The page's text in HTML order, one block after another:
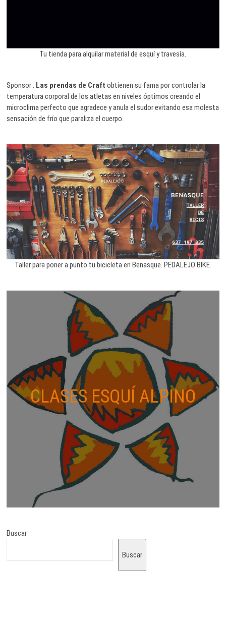
Tu tienda para alquilar material de esquí y travesía.
Sponsor : Las prendas de Craft obtienen su fama por controlar la
temperatura corporal de los atletas en niveles óptimos creando el
microclima perfecto que agradece y anula el sudor evitando esa molesta
sensación de frío que paraliza el cuerpo.
Taller para poner a punto tu bicicleta en Benasque. PEDALEJO BIKE.
CLASES ESQUÍ ALPINO
Buscar
Buscar